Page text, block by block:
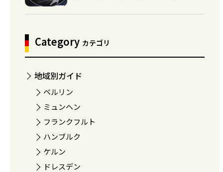
Category カテゴリ
地域別ガイド
ベルリン
ミュンヘン
フランクフルト
ハンブルク
ケルン
ドレスデン